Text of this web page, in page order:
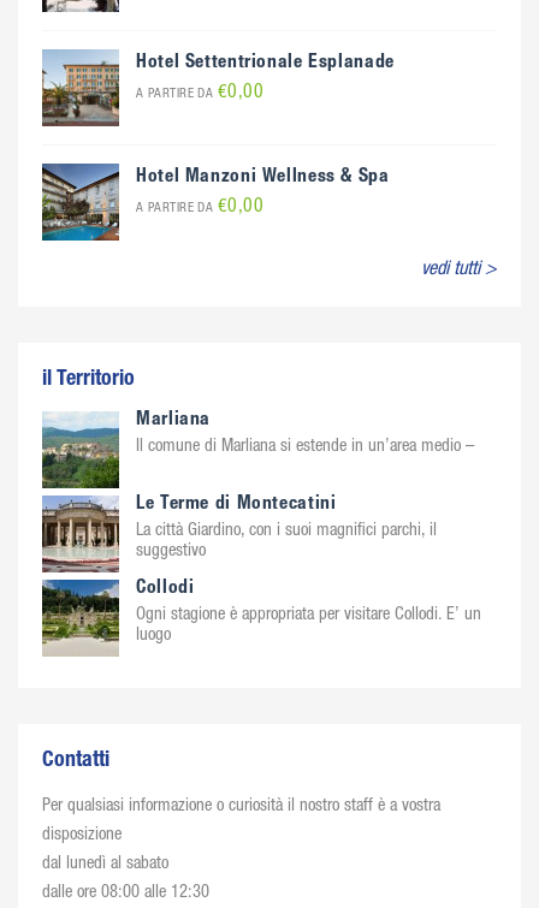
Hotel Settentrionale Esplanade
A PARTIRE DA €0,00
Hotel Manzoni Wellness & Spa
A PARTIRE DA €0,00
vedi tutti >
il Territorio
Marliana
Il comune di Marliana si estende in un’area medio –
Le Terme di Montecatini
La città Giardino, con i suoi magnifici parchi, il
suggestivo
Collodi
Ogni stagione è appropriata per visitare Collodi. E’ un
luogo
Contatti
Per qualsiasi informazione o curiosità il nostro staff è a vostra
disposizione
dal lunedì al sabato
dalle ore 08:00 alle 12:30